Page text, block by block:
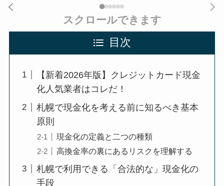
スクロールできます
目次
【新着2026年版】クレジットカード現金
化人気業者はコレだ！
札幌で現金化を考える前に知るべき基本
原則
現金化の定義と二つの種類
高換金率の裏にあるリスクを理解する
札幌で利用できる「合法的な」現金化の
手段